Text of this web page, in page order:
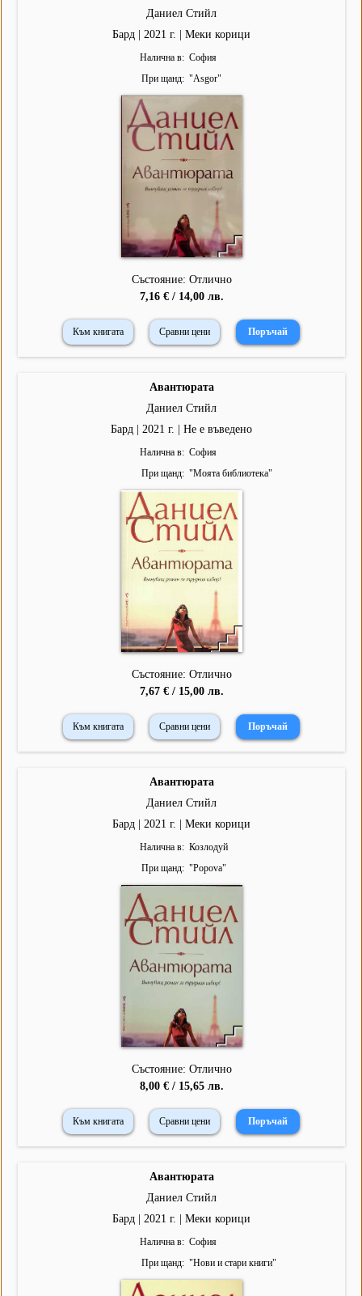
Даниел Стийл
Бард | 2021 г. | Меки корици
Налична в
София
При щанд
"Asgor"
Състояние: Отлично
7,16 € / 14,00 лв.
Към книгата Сравни цени
Авантюрата
Даниел Стийл
Бард | 2021 г. | Не е въведено
Налична в
София
При щанд
"Моята библиотека"
Състояние: Отлично
7,67 € / 15,00 лв.
Към книгата Сравни цени
Авантюрата
Даниел Стийл
Бард | 2021 г. | Меки корици
Налична в
Козлодуй
При щанд
"Popova"
Състояние: Отлично
8,00 € / 15,65 лв.
Към книгата Сравни цени
Авантюрата
Даниел Стийл
Бард | 2021 г. | Меки корици
Налична в
София
При щанд
"Нови и стари книги"